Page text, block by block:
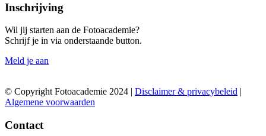
Inschrijving
Wil jij starten aan de Fotoacademie?
Schrijf je in via onderstaande button.
Meld je aan
© Copyright Fotoacademie 2024 | Disclaimer & privacybeleid
Algemene voorwaarden
Contact